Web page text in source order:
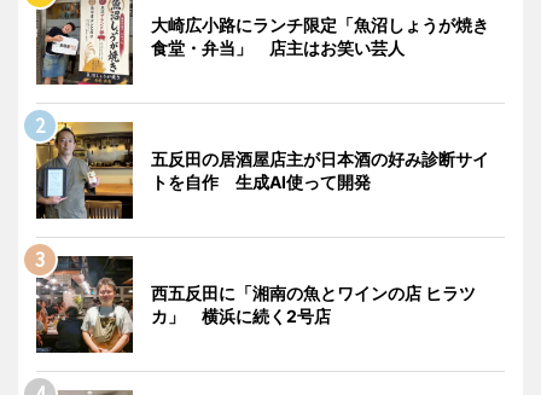
大崎広小路にランチ限定「魚沼しょうが焼き
食堂・弁当」 店主はお笑い芸人
五反田の居酒屋店主が日本酒の好み診断サイ
トを自作 生成AI使って開発
西五反田に「湘南の魚とワインの店 ヒラツ
カ」 横浜に続く2号店